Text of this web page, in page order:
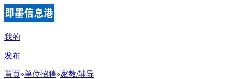
我的
发布
首页»单位招聘»家教/辅导